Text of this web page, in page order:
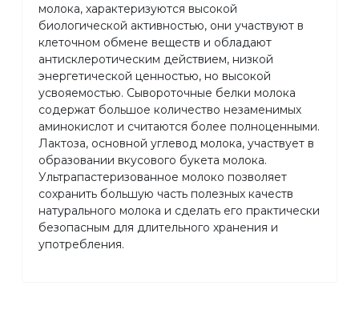
молока, характеризуются высокой
биологической активностью, они участвуют в
клеточном обмене веществ и обладают
антисклеротическим действием, низкой
энергетической ценностью, но высокой
усвояемостью. Сывороточные белки молока
содержат большое количество незаменимых
аминокислот и считаются более полноценными.
Лактоза, основной углевод молока, участвует в
образовании вкусового букета молока.
Ультрапастеризованное молоко позволяет
сохранить большую часть полезных качеств
натурального молока и сделать его практически
безопасным для длительного хранения и
употребления.